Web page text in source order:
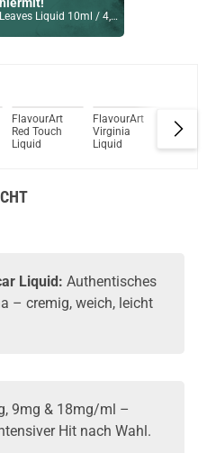
Liquid 10ml / 4,5mg
Raspberry Liquid 10ml / 20mg Nikotinsalz
Pod System Kit Blau
FlavourArt
Red Touch
Liquid
FlavourArt
Virginia
Liquid
RY4
Liquid: Authentisches
– cremig, weich, leicht
9mg & 18mg/ml –
Hit nach Wahl.